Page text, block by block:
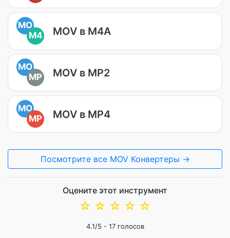
MO
M4
MOV в M4A
MO
MP
MOV в MP2
MO
MP
MOV в MP4
Посмотрите все MOV Конвертеры →
Оцените этот инструмент
☆
☆
☆
☆
☆
4.1/5 - 17голосов